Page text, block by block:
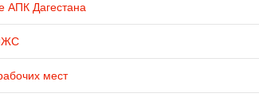
АПК Дагестана
мест